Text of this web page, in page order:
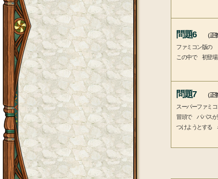
問題6
（
ファミコン版の
この中で 初登
問題7
（
スーパーファミ
冒頭で パパスが
つけようとする